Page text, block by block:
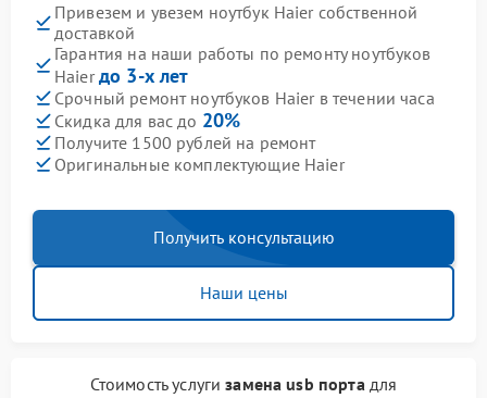
Привезем и увезем ноутбук Haier собственной
доставкой
Гарантия на наши работы по ремонту ноутбуков
Haierдо 3-х лет
Срочный ремонт ноутбуков Haier в течении часа
Скидка для вас до 20%
Получите 1500 рублей на ремонт
Оригинальные комплектующие Haier
Получить консультацию
Наши цены
Стоимость услугизамена usb портадля